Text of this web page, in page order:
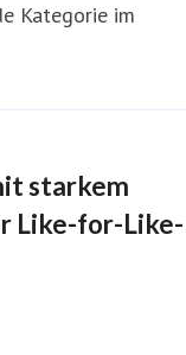
Kategorie im
starkem
Like-for-Like-